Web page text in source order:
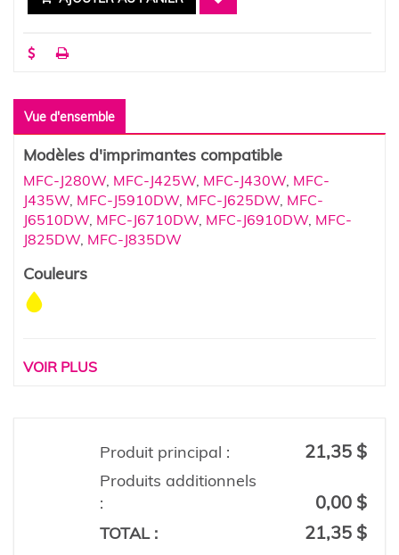
Vue d'ensemble
Modèles d'imprimantes compatible
MFC-J280W MFC-J425W MFC-J430W MFC-
J435W MFC-J5910DW MFC-J625DW MFC-
J6510DW MFC-J6710DW MFC-J6910DW MFC-
J825DW MFC-J835DW
Couleurs
VOIR PLUS
Produit principal : 21,35 $
Produits additionnels
:
0,00 $
TOTAL : 21,35 $